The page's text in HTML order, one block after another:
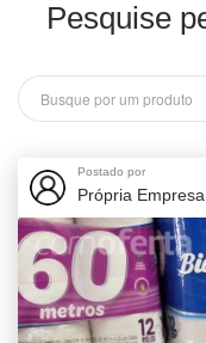
Pesquise
Postado por
Própria Empresa